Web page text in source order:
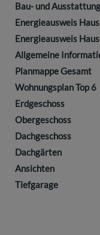
Bau- und
Energieausweis
Energieausweis
Allgemeine
Planmappe Gesamt
Wohnungsplan Top 6
Erdgeschoss
Obergeschoss
Dachgeschoss
Dachgärten
Ansichten
Tiefgarage